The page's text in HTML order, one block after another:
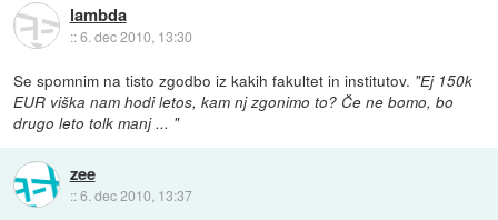
lambda
::6. dec 2010, 13:30
Se spomnim na tisto zgodbo iz kakih fakultet in institutov. "Ej 150k
EUR viška nam hodi letos, kam nj zgonimo to? Če ne bomo, bo
drugo leto tolk manj ... "
zee
::6. dec 2010, 13:37